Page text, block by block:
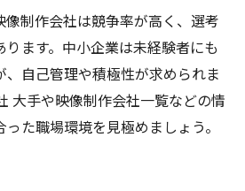
像制作会社は競争率が高く、選考
ます。中小企業は未経験者にも
、自己管理や積極性が求められま
大手や映像制作会社一覧などの情
た職場環境を見極めましょう。